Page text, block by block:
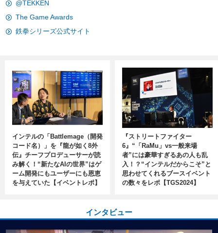
@TEKKEN
The Game Awards
鉄拳シリーズ公式サイト
インテルの「Battlemage（開発
コード名）」を『龍が如く8外
伝』チーフプロデューサーが読
み解く！“新たなAIの世界”はゲ
ーム開発にもユーザーにも恩恵
を与えていた【イベントレポ】
『ストリートファイター
6』“「RaMu」vs一般来場
者”には豪華すぎるあの人も乱
入！？“インテルだからこそ”と
思わせてくれるブースイベント
の数々をレポ【TGS2024】
インタビュー